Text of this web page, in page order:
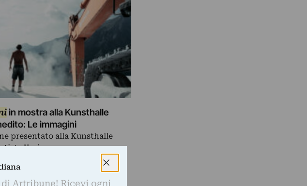
in mostra alla Kunsthalle
Le immagini
presentato alla Kunsthalle
Yuri…
Artribune! Ricevi ogni